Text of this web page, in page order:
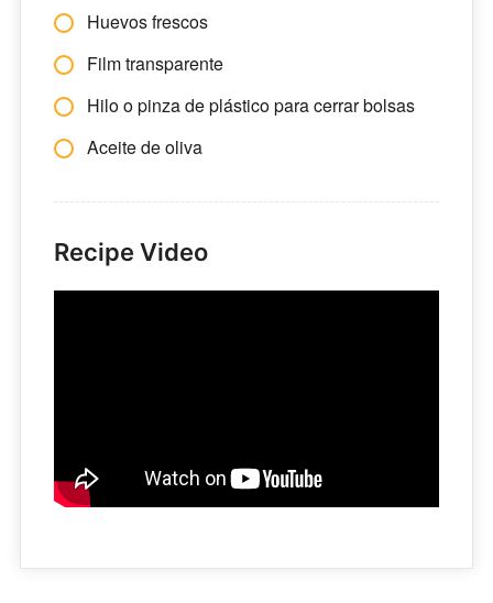
Huevos frescos
Film transparente
Hilo o pinza de plástico para cerrar bolsas
Aceite de oliva
Recipe Video